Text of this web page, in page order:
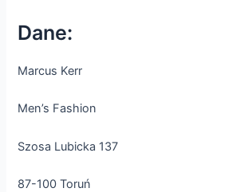
Dane:
Marcus Kerr
Men’s Fashion
Szosa Lubicka 137
87-100 Toruń